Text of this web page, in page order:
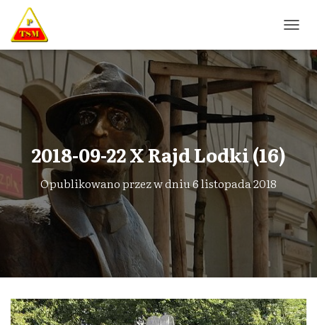
R
Z
Ą
C
Z
A
I
G
C
J
2018-09-22 X Rajd Lodki (16)
Opublikowano przezw dniu6 listopada 2018